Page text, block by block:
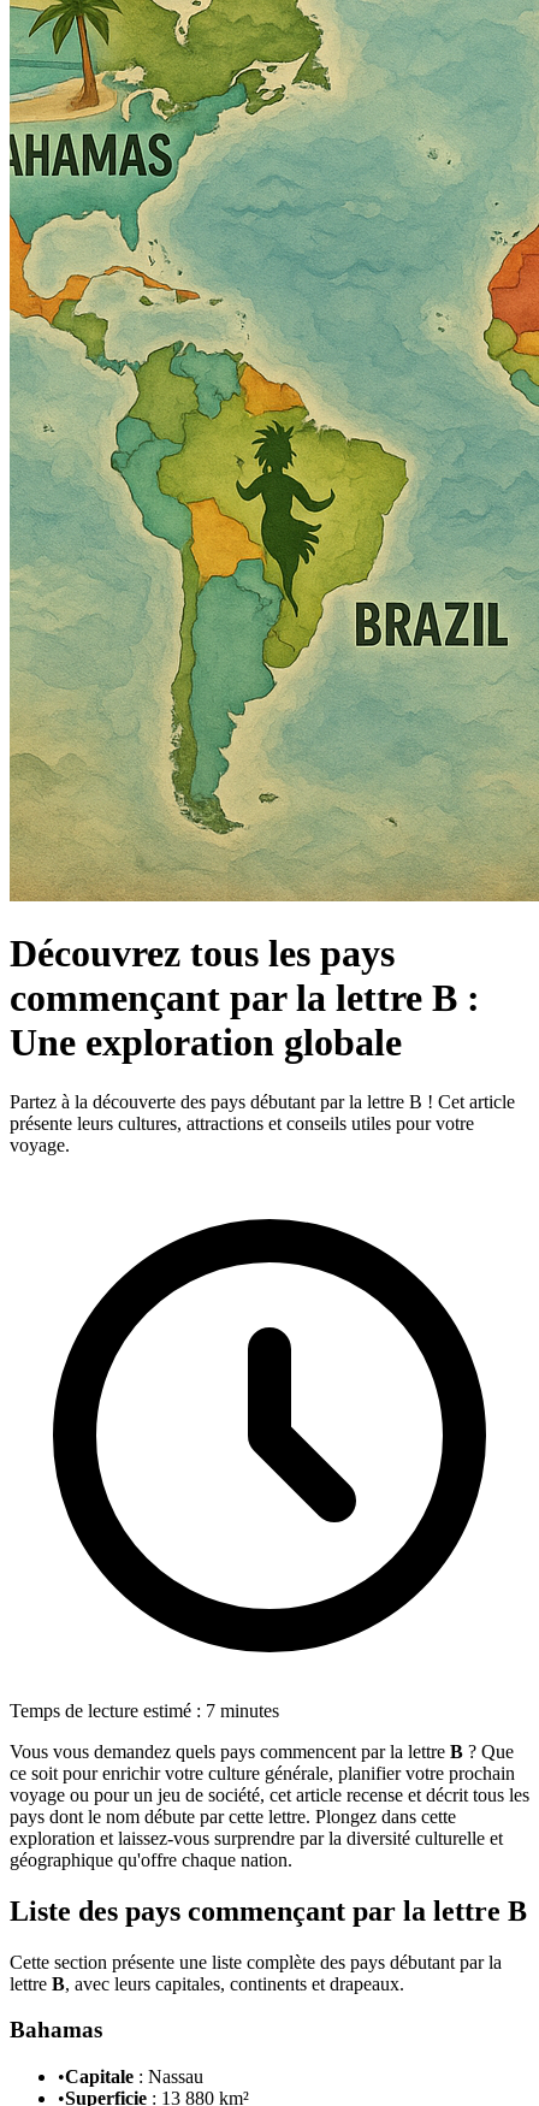
Découvrez tous les pays
commençant par la lettre B :
Une exploration globale
Partez à la découverte des pays débutant par la lettre B ! Cet article
présente leurs cultures, attractions et conseils utiles pour votre
voyage.
Temps de lecture estimé : 7 minutes
Vous vous demandez quels pays commencent par la lettre B ? Que
ce soit pour enrichir votre culture générale, planifier votre prochain
voyage ou pour un jeu de société, cet article recense et décrit tous les
pays dont le nom débute par cette lettre. Plongez dans cette
exploration et laissez-vous surprendre par la diversité culturelle et
géographique qu'offre chaque nation.
Liste des pays commençant par la lettre B
Cette section présente une liste complète des pays débutant par la
lettre B, avec leurs capitales, continents et drapeaux.
Bahamas
•Capitale : Nassau
•Superficie : 13 880 km²